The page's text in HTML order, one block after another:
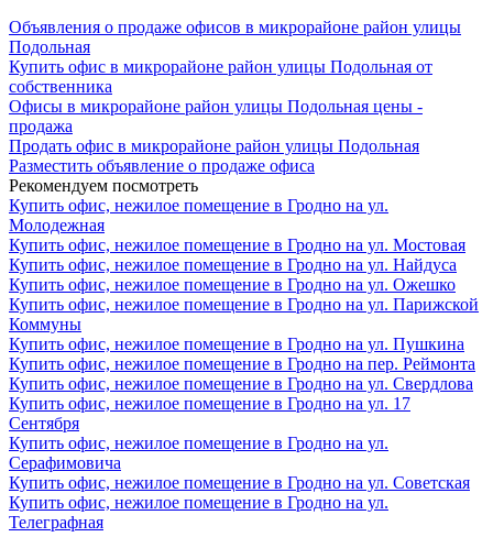
Объявления о продаже офисов в микрорайоне район улицы
Подольная
Купить офис в микрорайоне район улицы Подольная от
собственника
Офисы в микрорайоне район улицы Подольная цены -
продажа
Продать офис в микрорайоне район улицы Подольная
Разместить объявление о продаже офиса
Рекомендуем посмотреть
Купить офис, нежилое помещение в Гродно на ул.
Молодежная
Купить офис, нежилое помещение в Гродно на ул. Мостовая
Купить офис, нежилое помещение в Гродно на ул. Найдуса
Купить офис, нежилое помещение в Гродно на ул. Ожешко
Купить офис, нежилое помещение в Гродно на ул. Парижской
Коммуны
Купить офис, нежилое помещение в Гродно на ул. Пушкина
Купить офис, нежилое помещение в Гродно на пер. Реймонта
Купить офис, нежилое помещение в Гродно на ул. Свердлова
Купить офис, нежилое помещение в Гродно на ул. 17
Сентября
Купить офис, нежилое помещение в Гродно на ул.
Серафимовича
Купить офис, нежилое помещение в Гродно на ул. Советская
Купить офис, нежилое помещение в Гродно на ул.
Телеграфная